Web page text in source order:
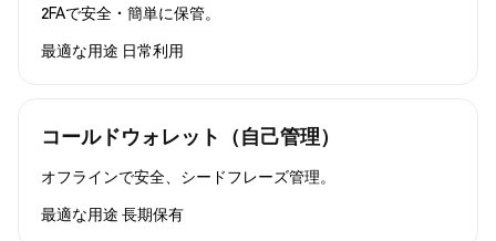
2FAで安全・簡単に保管。
最適な用途 日常利用
コールドウォレット（自己管理）
オフラインで安全、シードフレーズ管理。
最適な用途 長期保有